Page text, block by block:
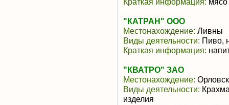
"КАТРАН" ООО
Местонахождение: Ливны
Виды деятельности: Пиво,
Краткая информация:
"КВАТРО" ЗАО
Местонахождение:
Виды деятельности:
изделия